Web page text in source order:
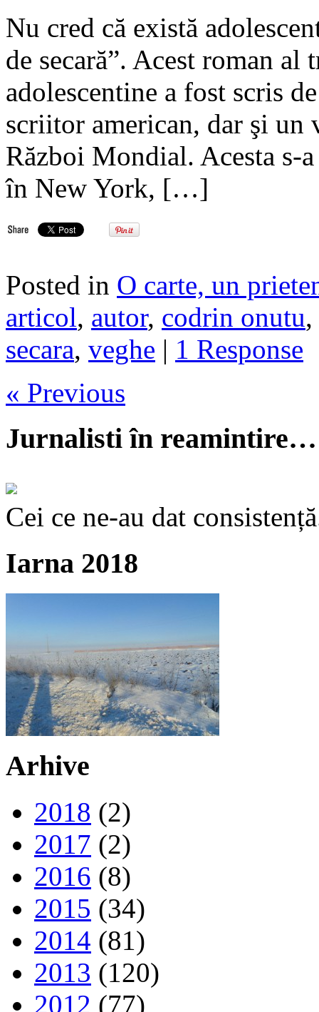
Nu cred că există
de secară”. Acest roman
adolescentine a fost scris
scriitor american, dar şi un
Război Mondial. Acesta s-
în New York, […]
Posted in O carte, un
articol, autor, codrin onutu,
secara, veghe | 1 Response
« Previous
Jurnalisti în reamintire…
Cei ce ne-au dat
Iarna 2018
Arhive
2018 (2)
2017 (2)
2016 (8)
2015 (34)
2014 (81)
2013 (120)
2012 (77)